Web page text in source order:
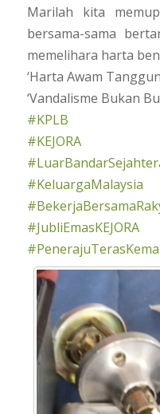
Marilah kita
bersama-sama
memelihara harta
‘Harta Awam
‘Vandalisme Bukan
#KPLB
#KEJORA
#KeluargaMalaysia
#JubliEmasKEJORA